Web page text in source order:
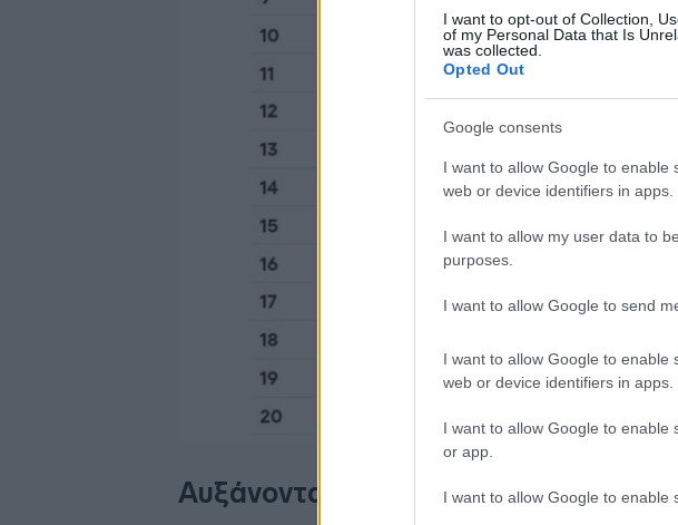
I want to opt-out of Collection,
of my Personal Data that Is
was collected.
Opted Out
Google consents
I want to allow Google to enable
web or device identifiers in apps.
I want to allow my user data to
purposes.
I want to allow Google to send
I want to allow Google to enable
web or device identifiers in apps.
I want to allow Google to enable
or app.
I want to allow Google to enable
Αυξάνονται οι κυβερνοεπιθέσεις